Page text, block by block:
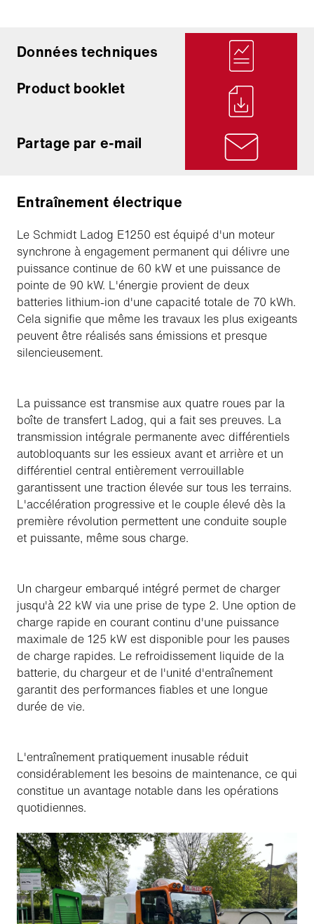
Données techniques
Product booklet
Partage par e-mail
Entraînement électrique
Le Schmidt Ladog E1250 est équipé d'un moteur
synchrone à engagement permanent qui délivre une
puissance continue de 60 kW et une puissance de
pointe de 90 kW. L'énergie provient de deux
batteries lithium-ion d'une capacité totale de 70 kWh.
Cela signifie que même les travaux les plus exigeants
peuvent être réalisés sans émissions et presque
silencieusement.
La puissance est transmise aux quatre roues par la
boîte de transfert Ladog, qui a fait ses preuves. La
transmission intégrale permanente avec différentiels
autobloquants sur les essieux avant et arrière et un
différentiel central entièrement verrouillable
garantissent une traction élevée sur tous les terrains.
L'accélération progressive et le couple élevé dès la
première révolution permettent une conduite souple
et puissante, même sous charge.
Un chargeur embarqué intégré permet de charger
jusqu'à 22 kW via une prise de type 2. Une option de
charge rapide en courant continu d'une puissance
maximale de 125 kW est disponible pour les pauses
de charge rapides. Le refroidissement liquide de la
batterie, du chargeur et de l'unité d'entraînement
garantit des performances fiables et une longue
durée de vie.
L'entraînement pratiquement inusable réduit
considérablement les besoins de maintenance, ce qui
constitue un avantage notable dans les opérations
quotidiennes.